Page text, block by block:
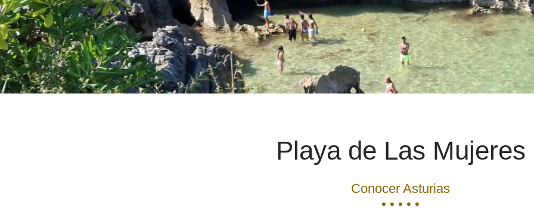
Playa de Las Mujeres
Conocer Asturias
• • • • •